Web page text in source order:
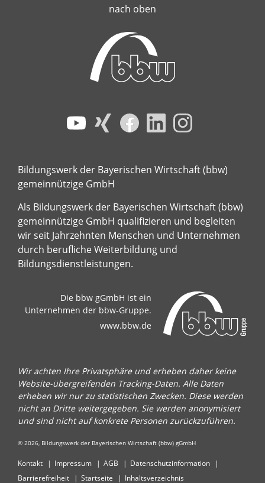
nach oben
Bildungswerk der Bayerischen Wirtschaft (bbw)
gemeinnützige GmbH
Als Bildungswerk der Bayerischen Wirtschaft (bbw)
gemeinnützige GmbH qualifizieren und begleiten
wir seit Jahrzehnten Menschen und Unternehmen
durch berufliche Weiterbildung und
Bildungsdienstleistungen.
Die bbw gGmbH ist ein
Unternehmen der bbw-Gruppe.
www.bbw.de
Wir achten Ihre Privatsphäre und erheben daher keine
Website-übergreifenden Tracking-Daten. Alle Daten
erheben wir nur zu statistischen Zwecken. Diese werden
nicht an Dritte weitergegeben. Sie werden anonymisiert
und sind nicht auf konkrete Personen zurückzuführen.
© 2026, Bildungswerk der Bayerischen Wirtschaft (bbw) gGmbH
Kontakt Impressum AGB
Datenschutzinformation
Barrierefreiheit
Startseite Inhaltsverzeichnis